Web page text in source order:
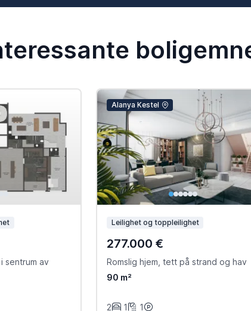
sentrum av
Alanya Kestel
Leilighet og toppleilighet
277.000 €
Romslig hjem, tett på strand og hav
90 m²
2 1 1